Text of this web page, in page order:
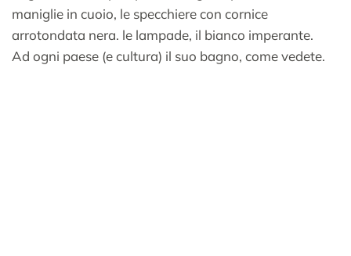
maniglie in cuoio, le specchiere con cornice
arrotondata nera. le lampade, il bianco imperante.
Ad ogni paese (e cultura) il suo bagno, come vedete.